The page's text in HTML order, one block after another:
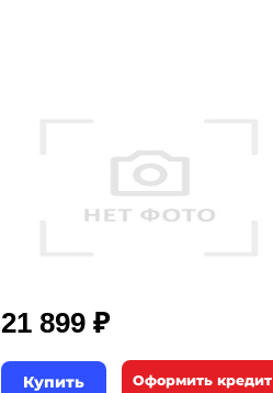
21 899 ₽
Купить Оформить кредит